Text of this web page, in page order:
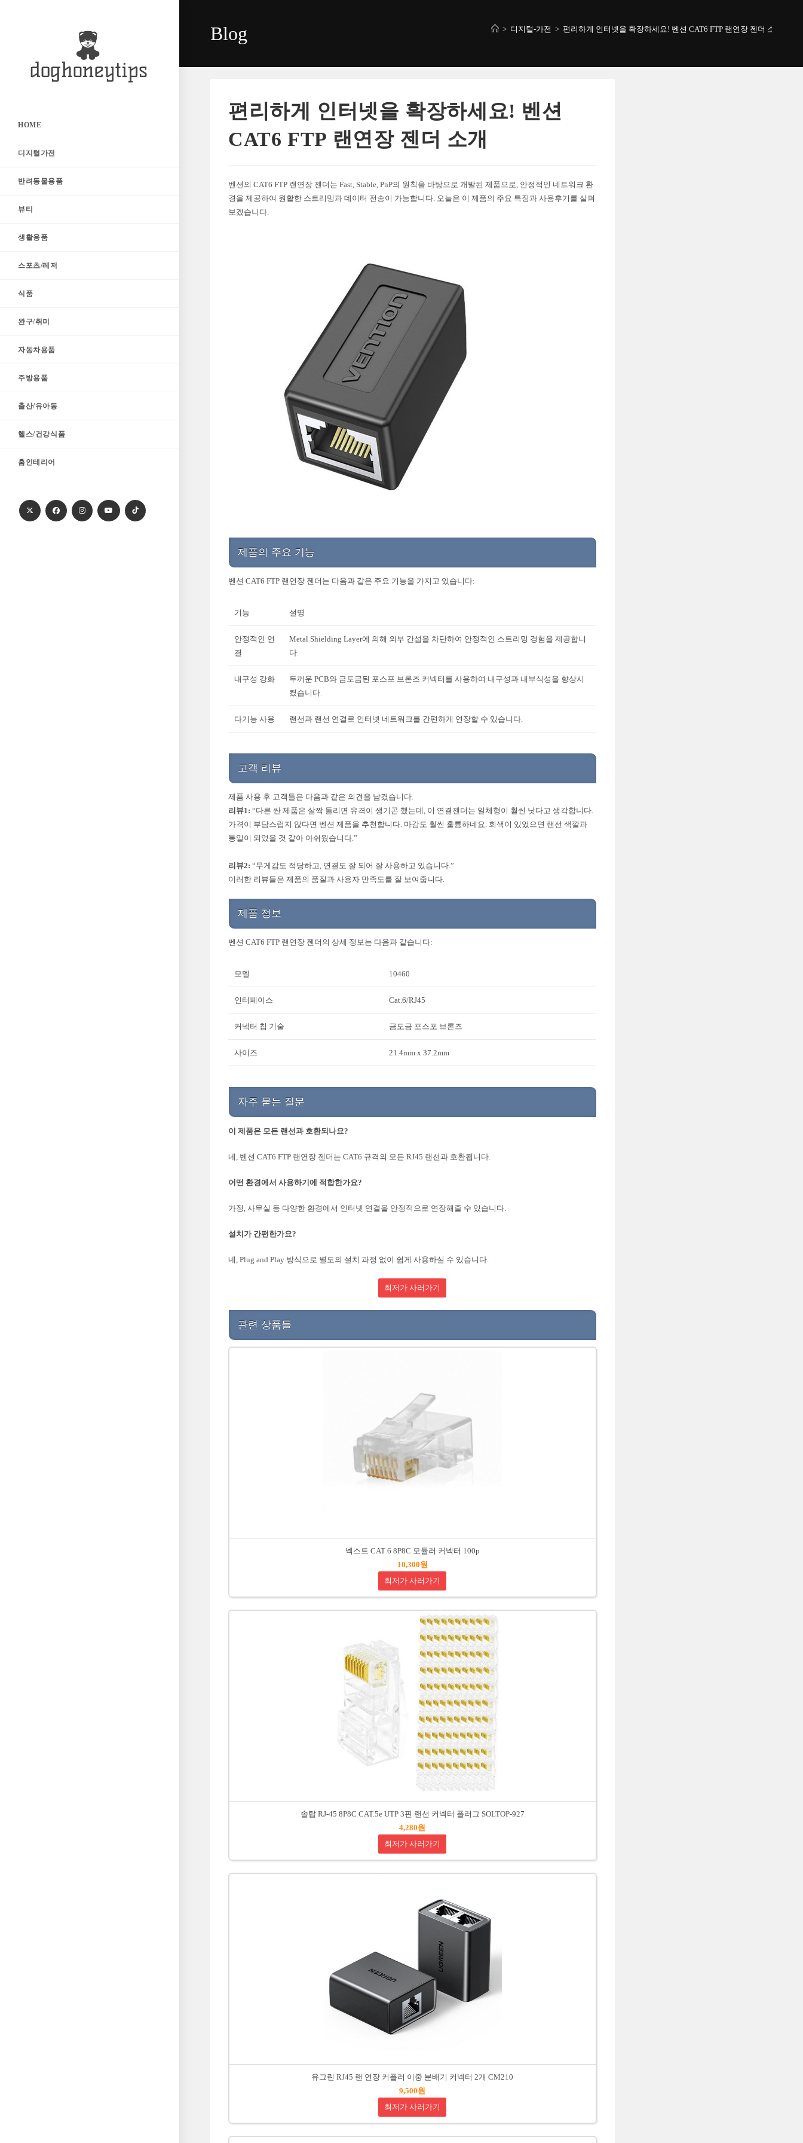
HOME
디지털가전
반려동물용품
뷰티
생활용품
스포츠/레저
식품
완구/취미
자동차용품
주방용품
출산/유아동
헬스/건강식품
홈인테리어
Blog > 디지털-가전 > 편리하게 인터넷을 확장하세요! 벤션 CAT6 FTP 랜연장 젠더 소개
편리하게 인터넷을 확장하세요! 벤션
CAT6 FTP 랜연장 젠더 소개
벤션의 CAT6 FTP 랜연장 젠더는 Fast, Stable, PnP의 원칙을 바탕으로 개발된 제품으로, 안정적인 네트워크 환
경을 제공하여 원활한 스트리밍과 데이터 전송이 가능합니다. 오늘은 이 제품의 주요 특징과 사용후기를 살펴
보겠습니다.
제품의 주요 기능
벤션 CAT6 FTP 랜연장 젠더는 다음과 같은 주요 기능을 가지고 있습니다:
기능 설명
안정적인 연
결
Metal Shielding Layer에 의해 외부 간섭을 차단하여 안정적인 스트리밍 경험을 제공합니
다.
내구성 강화
두꺼운 PCB와 금도금된 포스포 브론즈 커넥터를 사용하여 내구성과 내부식성을 향상시
켰습니다.
다기능 사용 랜선과 랜선 연결로 인터넷 네트워크를 간편하게 연장할 수 있습니다.
고객 리뷰
제품 사용 후 고객들은 다음과 같은 의견을 남겼습니다.
리뷰1: “다른 싼 제품은 살짝 돌리면 유격이 생기곤 했는데, 이 연결젠더는 일체형이 훨씬 낫다고 생각합니다.
가격이 부담스럽지 않다면 벤션 제품을 추천합니다. 마감도 훨씬 훌륭하네요. 회색이 있었으면 랜선 색깔과
통일이 되었을 것 같아 아쉬웠습니다.”
리뷰2: “무게감도 적당하고, 연결도 잘 되어 잘 사용하고 있습니다.”
이러한 리뷰들은 제품의 품질과 사용자 만족도를 잘 보여줍니다.
제품 정보
벤션 CAT6 FTP 랜연장 젠더의 상세 정보는 다음과 같습니다:
모델 10460
인터페이스 Cat.6/RJ45
커넥터 칩 기술 금도금 포스포 브론즈
사이즈 21.4mm x 37.2mm
자주 묻는 질문
이 제품은 모든 랜선과 호환되나요?
네, 벤션 CAT6 FTP 랜연장 젠더는 CAT6 규격의 모든 RJ45 랜선과 호환됩니다.
어떤 환경에서 사용하기에 적합한가요?
가정, 사무실 등 다양한 환경에서 인터넷 연결을 안정적으로 연장해줄 수 있습니다.
설치가 간편한가요?
네, Plug and Play 방식으로 별도의 설치 과정 없이 쉽게 사용하실 수 있습니다.
최저가 사러가기
관련 상품들
넥스트 CAT 6 8P8C 모듈러 커넥터 100p
10,300원
최저가 사러가기
솔탑 RJ-45 8P8C CAT.5e UTP 3핀 랜선 커넥터 플러그 SOLTOP-927
4,280원
최저가 사러가기
유그린 RJ45 랜 연장 커플러 이중 분배기 커넥터 2개 CM210
9,500원
최저가 사러가기